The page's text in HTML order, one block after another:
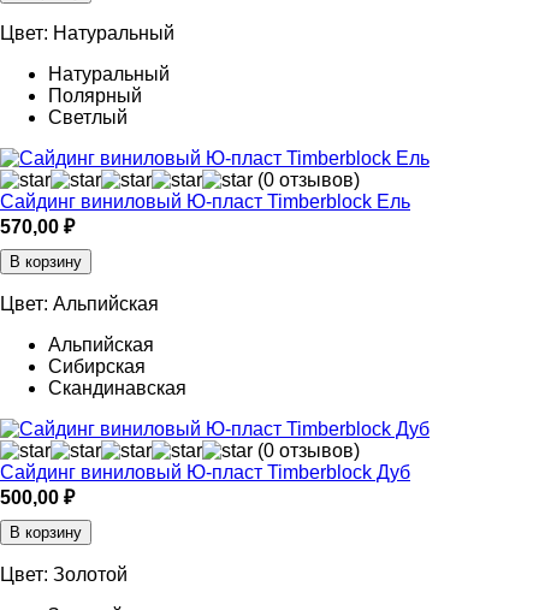
Цвет: Натуральный
Натуральный
Полярный
Светлый
(0 отзывов)
Сайдинг виниловый Ю-пласт Timberblock Ель
570,00 ₽
В корзину
Цвет: Альпийская
Альпийская
Сибирская
Скандинавская
(0 отзывов)
Сайдинг виниловый Ю-пласт Timberblock Дуб
500,00 ₽
В корзину
Цвет: Золотой